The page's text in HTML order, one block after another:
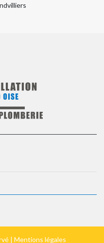
| Mentions légales